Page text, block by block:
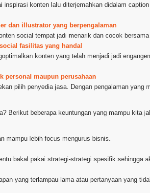
konten lalu diterjemahkan didalam
dan illustrator yang berpengalaman
social tempat jadi menarik dan cocok
fasilitas yang handal
konten yang telah menjadi jadi
personal maupun perusahaan
pilih penyedia jasa. Dengan pengalaman yang
Berikut beberapa keuntungan yang mampu kita
mampu lebih focus mengurus bisnis.
bakal pakai strategi-strategi spesifik sehingga
yang terlampau lama atau pertanyaan yang